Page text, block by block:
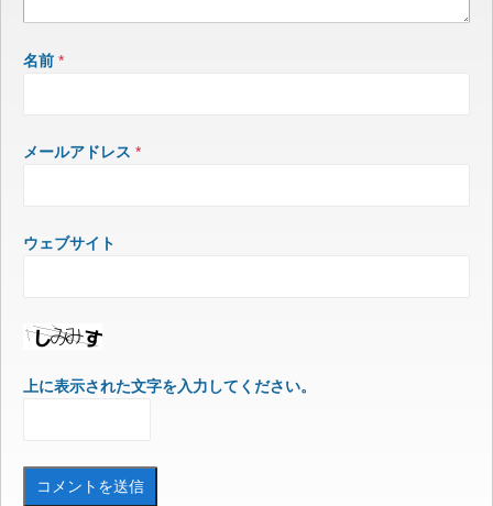
名前 *
メールアドレス *
ウェブサイト
上に表示された文字を入力してください。